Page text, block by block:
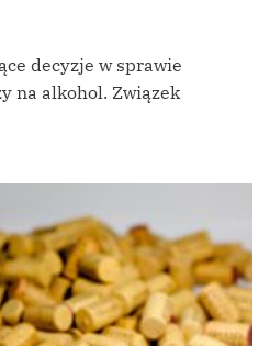
decyzje w sprawie
na alkohol. Związek